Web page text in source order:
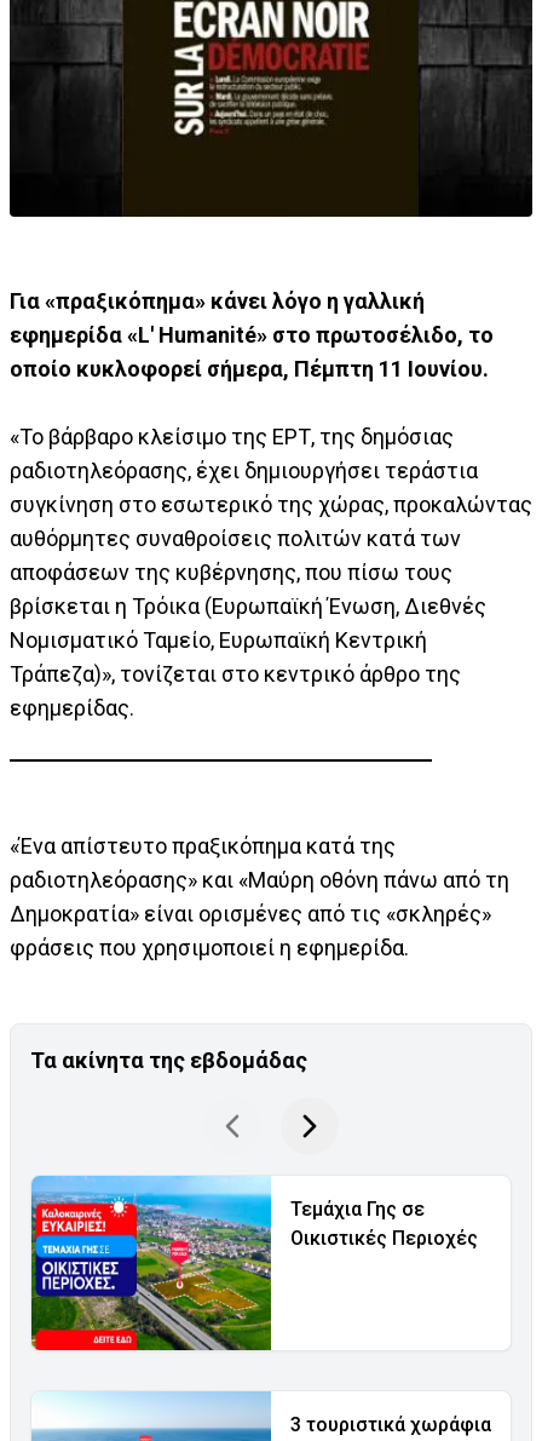
Για «πραξικόπημα» κάνει λόγο η γαλλική
εφημερίδα «L' Humanité» στο πρωτοσέλιδο, το
οποίο κυκλοφορεί σήμερα, Πέμπτη 11 Ιουνίου.
«Το βάρβαρο κλείσιμο της ΕΡΤ, της δημόσιας
ραδιοτηλεόρασης, έχει δημιουργήσει τεράστια
συγκίνηση στο εσωτερικό της χώρας, προκαλώντας
αυθόρμητες συναθροίσεις πολιτών κατά των
αποφάσεων της κυβέρνησης, που πίσω τους
βρίσκεται η Τρόικα (Ευρωπαϊκή Ένωση, Διεθνές
Νομισματικό Ταμείο, Ευρωπαϊκή Κεντρική
Τράπεζα)», τονίζεται στο κεντρικό άρθρο της
εφημερίδας.
«Ένα απίστευτο πραξικόπημα κατά της
ραδιοτηλεόρασης» και «Μαύρη οθόνη πάνω από τη
Δημοκρατία» είναι ορισμένες από τις «σκληρές»
φράσεις που χρησιμοποιεί η εφημερίδα.
Τα ακίνητα της εβδομάδας
Τεμάχια Γης σε
Οικιστικές Περιοχές
3 τουριστικά χωράφια